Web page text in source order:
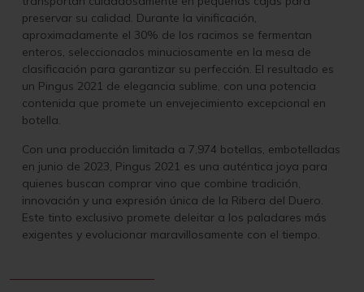
preservar su calidad. Durante la vinificación,
aproximadamente el 30% de los racimos se fermentan
enteros, seleccionados minuciosamente en la mesa de
clasificación para garantizar su perfección. El resultado es
un Pingus 2021 de elegancia sublime, con una potencia
contenida que promete un envejecimiento excepcional en
botella.
Con una producción limitada a 7,974 botellas, embotelladas
en junio de 2023, Pingus 2021 es una auténtica joya para
quienes buscan comprar vino que combine tradición,
innovación y una expresión única de la Ribera del Duero.
Este tinto exclusivo promete deleitar a los paladares más
exigentes y evolucionar maravillosamente con el tiempo.